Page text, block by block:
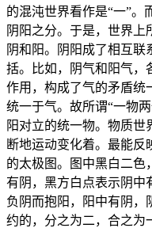
的混沌世界看作是“一”。
阴阳之分。于是，世界上
阴和阳。阴阳成了相互
括。比如，阴气和阳气，
作用，构成了气的矛盾统
统一于气。故所谓“一物
阳对立的统一物。物质
断地运动变化着。最能反
的太极图。图中黑白二色
有阴，黑方白点表示阴中
负阴而抱阳，阳中有阴，
约的，分之为二，合之为